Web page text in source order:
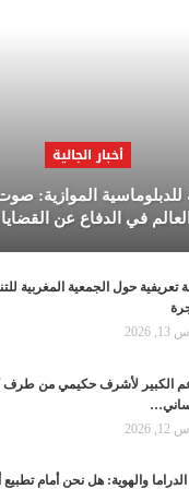
أخبار الجالية
للدبلوماسية الموازية:
العالم في الدفاع عن
تعريفية حول الجمعية المغربية
2026
الكبير لأشرف حكيمي من طرف
2026
الدراما والهوية: هل نحن أمام